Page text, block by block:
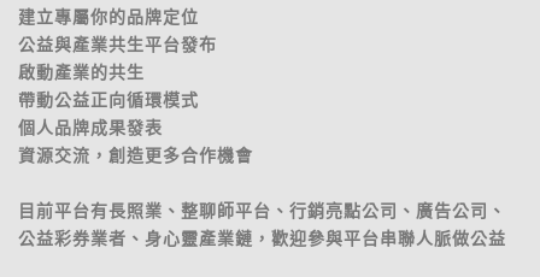
建立專屬你的品牌定位
公益與產業共生平台發布
啟動產業的共生
帶動公益正向循環模式
個人品牌成果發表
資源交流，創造更多合作機會
目前平台有長照業、整聊師平台、行銷亮點公司、廣告公司、
公益彩券業者、身心靈產業鏈，歡迎參與平台串聯人脈做公益